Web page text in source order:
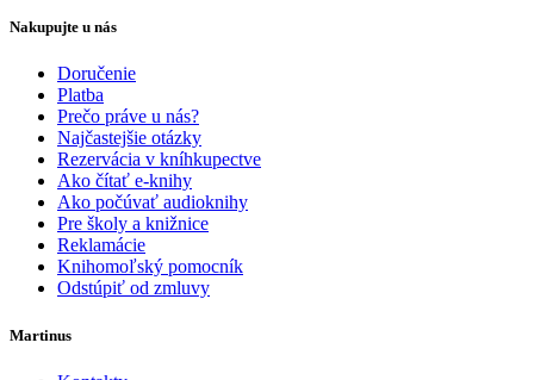
Nakupujte u nás
Doručenie
Platba
Prečo práve u nás?
Najčastejšie otázky
Rezervácia v kníhkupectve
Ako čítať e-knihy
Ako počúvať audioknihy
Pre školy a knižnice
Reklamácie
Knihomoľský pomocník
Odstúpiť od zmluvy
Martinus